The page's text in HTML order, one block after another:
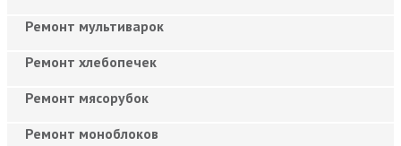
Ремонт мультиварок
Ремонт хлебопечек
Ремонт мясорубок
Ремонт моноблоков